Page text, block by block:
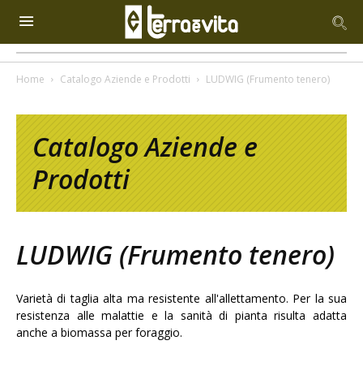
Home Catalogo Aziende e Prodotti LUDWIG (Frumento tenero)
Catalogo Aziende e
Prodotti
LUDWIG (Frumento tenero)
Varietà di taglia alta ma resistente all'allettamento. Per la sua
resistenza alle malattie e la sanità di pianta risulta adatta
anche a biomassa per foraggio.